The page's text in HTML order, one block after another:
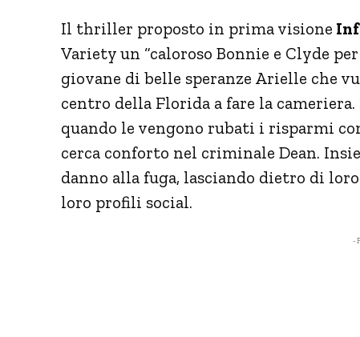
Il thriller proposto in prima visione
Variety un “caloroso Bonnie e Clyde
giovane di belle speranze Arielle che
centro della Florida a fare la
quando le vengono rubati i risparmi
cerca conforto nel criminale Dean.
danno alla fuga, lasciando dietro di
loro profili social.
-